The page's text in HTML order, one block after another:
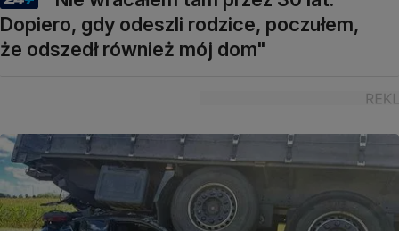
Dopiero, gdy odeszli rodzice, poczułem,
że odszedł również mój dom"